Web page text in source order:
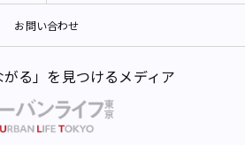
お問い合わせ
る」を見つけるメディア